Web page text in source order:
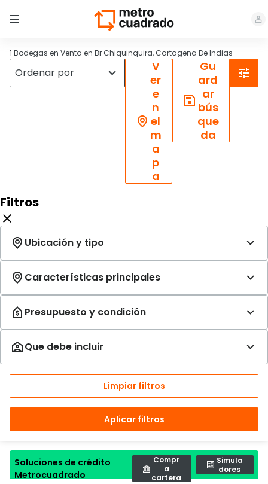
1 Bodegas en Venta en Br Chiquinquira, Cartagena De Indias
V
er
e
n
el
m
a
p
a
Gu
ard
ar
bús
que
da
Filtros
Limpiar filtros
Aplicar filtros
Soluciones de crédito
Metrocuadrado
Compr
a
cartera
Simula
dores